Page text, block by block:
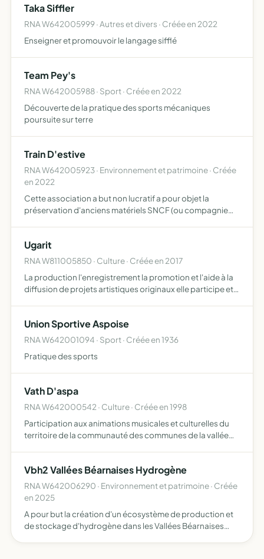
Taka Siffler
RNA W642005999 · Autres et divers · Créée en 2022
Enseigner et promouvoir le langage sifflé
Team Pey's
RNA W642005988 · Sport · Créée en 2022
Découverte de la pratique des sports mécaniques
poursuite sur terre
Train D'estive
RNA W642005923 · Environnement et patrimoine · Créée
en 2022
Cette association a but non lucratif a pour objet la
préservation d'anciens matériels SNCF (ou compagnie
Ugarit
RNA W811005850 · Culture · Créée en 2017
La production l'enregistrement la promotion et l'aide à la
diffusion de projets artistiques originaux elle participe et
Union Sportive Aspoise
RNA W642001094 · Sport · Créée en 1936
Pratique des sports
Vath D'aspa
RNA W642000542 · Culture · Créée en 1998
Participation aux animations musicales et culturelles du
territoire de la communauté des communes de la vallée
Vbh2 Vallées Béarnaises Hydrogène
RNA W642006290 · Environnement et patrimoine · Créée
en 2025
A pour but la création d'un écosystème de production et
de stockage d'hydrogène dans les Vallées Béarnaises